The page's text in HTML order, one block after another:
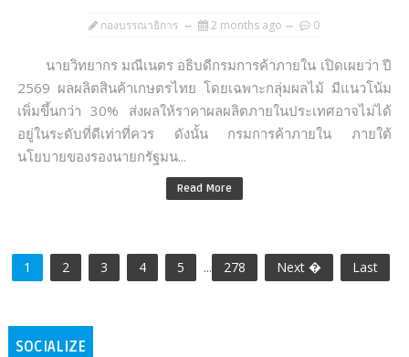
กองบรรณาธิการ 2 months ago 0
นายวิทยากร มณีเนตร อธิบดีกรมการค้าภายใน เปิดเผยว่า ปี
2569 ผลผลิตสินค้าเกษตรไทย โดยเฉพาะกลุ่มผลไม้ มีแนวโน้ม
เพิ่มขึ้นกว่า 30% ส่งผลให้ราคาผลผลิตภายในประเทศอาจไม่ได้
อยู่ในระดับที่ดีเท่าที่ควร ดังนั้น กรมการค้าภายใน ภายใต้
นโยบายของรองนายกรัฐมน...
Read More
1 2 3 4 5 ... 278 Next � Last
SOCIALIZE